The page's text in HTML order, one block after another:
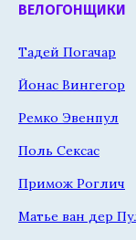
ВЕЛОГОНЩИКИ
Тадей Погачар
Йонас Вингегор
Ремко Эвенпул
Поль Сексас
Примож Роглич
Матье ван дер